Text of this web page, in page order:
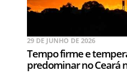
29 DE JUNHO DE 2026
Tempo firme e
predominar no Ceará